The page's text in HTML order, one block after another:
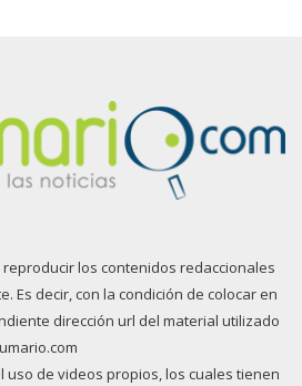
los contenidos redaccionales
Es decir, con la condición de colocar en
dirección url del material utilizado
uso de videos propios, los cuales tienen